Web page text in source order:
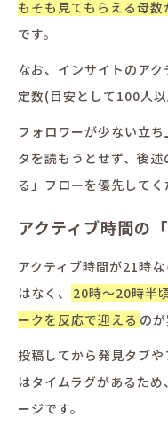
もそも見てもらえる母
です。
なお、インサイトのア
定数(目安として100人
フォロワーが少ない立
タを読もうとせず、後
る」フローを優先してく
アクティブ時間の
アクティブ時間が21時
はなく、
20時〜20時半
ークを反応で迎える の
投稿してから発見タブ
はタイムラグがあるた
ージです。